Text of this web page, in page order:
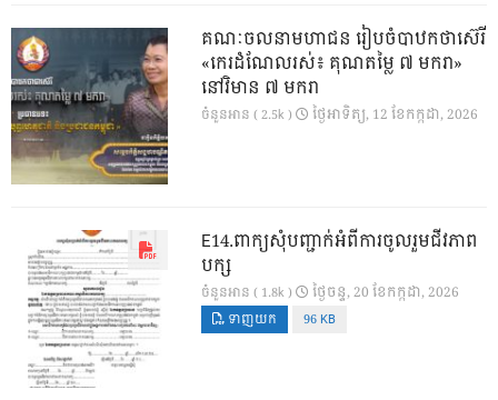
គណៈចលនាមហាជន រៀបចំបាឋកថាស៊េរី
«កេរដំណែលរស់៖ គុណតម្លៃ ៧ មករា»
នៅវិមាន ៧ មករា
ចំនួនអាន ( 2.5k ) ថ្ងៃ​អាទិត្យ, 12 ខែ​កក្កដា, 2026
E14.ពាក្យសុំបញ្ជាក់អំពីការចូលរួមជីវភាព
បក្ស
ចំនួនអាន ( 1.8k ) ថ្ងៃ​ចន្ទ, 20 ខែ​កក្កដា, 2026
ទាញយក 96 KB